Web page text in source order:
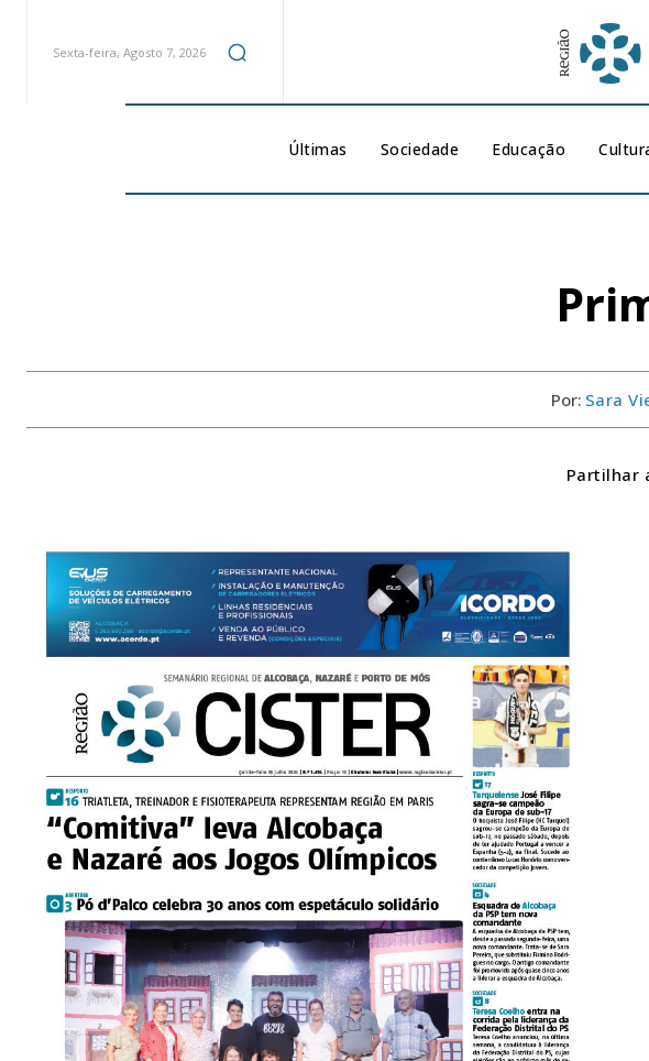
Sexta-feira, Agosto 7, 2026
Últimas Sociedade Educação
Por: Sara
Partilhar